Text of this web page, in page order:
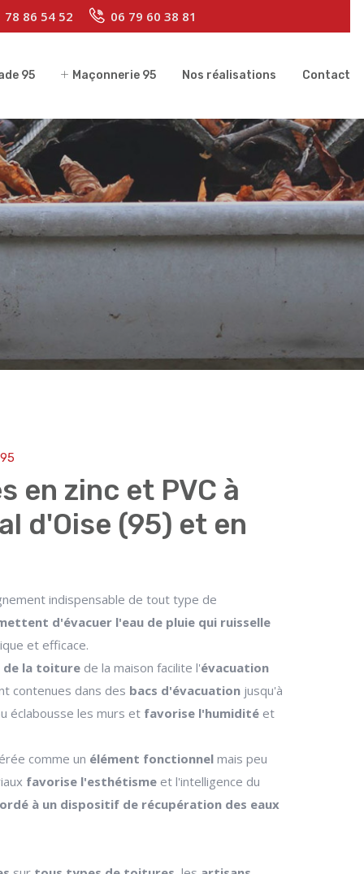
86 54 52 06 79 60 38 81
95 Maçonnerie 95 Nos réalisations Contact
en zinc et PVC à
d'Oise (95) et en
indispensable de tout type de
d'évacuer l'eau de pluie qui ruisselle
et efficace.
la toiture de la maison facilite l'évacuation
contenues dans des bacs d'évacuation jusqu'à
éclabousse les murs et favorise l'humidité et
comme un élément fonctionnel mais peu
favorise l'esthétisme et l'intelligence du
à un dispositif de récupération des eaux